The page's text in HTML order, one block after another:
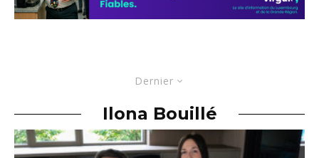
Dernier
Ilona Bouillé